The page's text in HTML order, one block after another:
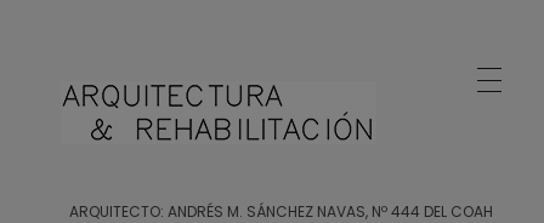
ARQUITECTO: ANDRÉS M. SÁNCHEZ NAVAS, Nº 444 DEL COAH